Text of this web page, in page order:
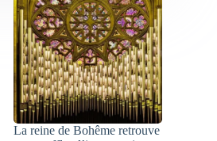
La reine de Bohême retrouve